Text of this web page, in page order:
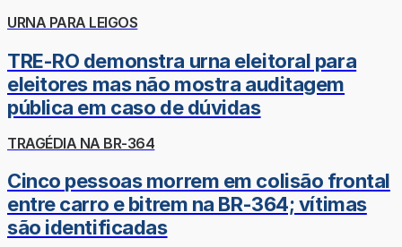
URNA PARA LEIGOS
TRE-RO demonstra urna eleitoral para
eleitores mas não mostra auditagem
pública em caso de dúvidas
TRAGÉDIA NA BR-364
Cinco pessoas morrem em colisão frontal
entre carro e bitrem na BR-364; vítimas
são identificadas